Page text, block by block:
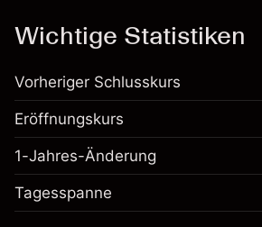
Wichtige Statistiken
Vorheriger Schlusskurs
Eröffnungskurs
1-Jahres-Änderung
Tagesspanne